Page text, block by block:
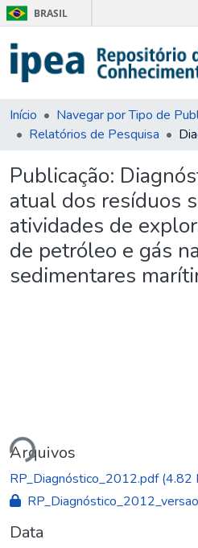
BRASIL
Início
Relatórios de Pesquisa
Publicação:
atual dos resíduos
atividades de
de petróleo e gás
sedimentares
Arquivos
RP_Diagnóstico_2012.pdf(4.82
Data